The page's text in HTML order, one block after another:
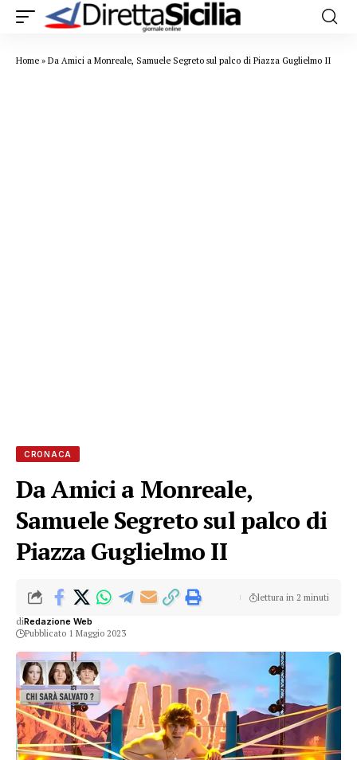
Home » Da Amici a Monreale, Samuele Segreto sul palco di Piazza Guglielmo II
CRONACA
Da Amici a Monreale,
Samuele Segreto sul palco di
Piazza Guglielmo II
diRedazione Web
Pubblicato 1 Maggio 2023
lettura in 2 minuti